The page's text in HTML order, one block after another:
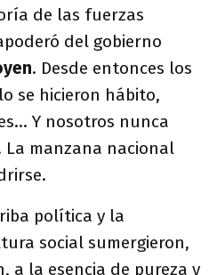
de las fuerzas
del gobierno
. Desde entonces los
se hicieron hábito,
Y nosotros nunca
La manzana nacional
política y la
social sumergieron,
a la esencia de pureza y